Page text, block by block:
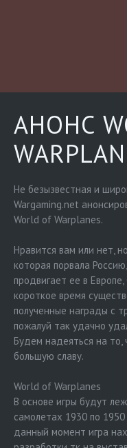
АНОНС
Не безызвестная и
Wargaming.net
World of Warplanes.
Нравится вам или нет,
которая порвала
продвигает ее в
короткое время
полученные награды с
пожалуй так удачно
Будем надеяться на
большую славу.
World of Warplanes
В основе игры будут
самолетах 1930 по
данный момент игра